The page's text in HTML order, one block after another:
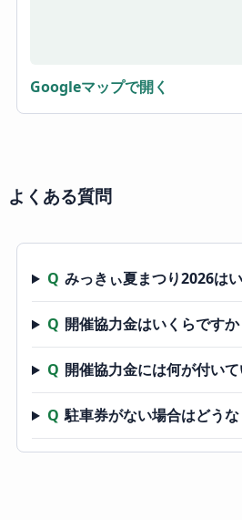
Googleマップで開く
よくある質問
Q みっきぃ夏まつり2026は
Q 開催協力金はいくらですか
Q 開催協力金には何が付い
Q 駐車券がない場合はどう